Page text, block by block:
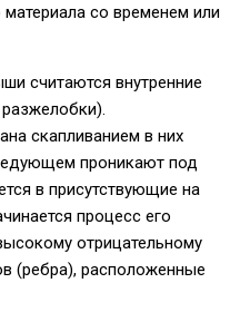
со временем или
считаются внутренние
скапливанием в них
проникают под
в присутствующие на
процесс его
отрицательному
(ребра), расположенные